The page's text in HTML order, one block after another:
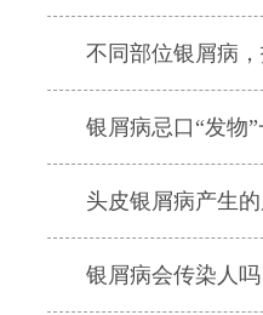
不同部位银屑病
银屑病忌口“发物
头皮银屑病产生
银屑病会传染人吗